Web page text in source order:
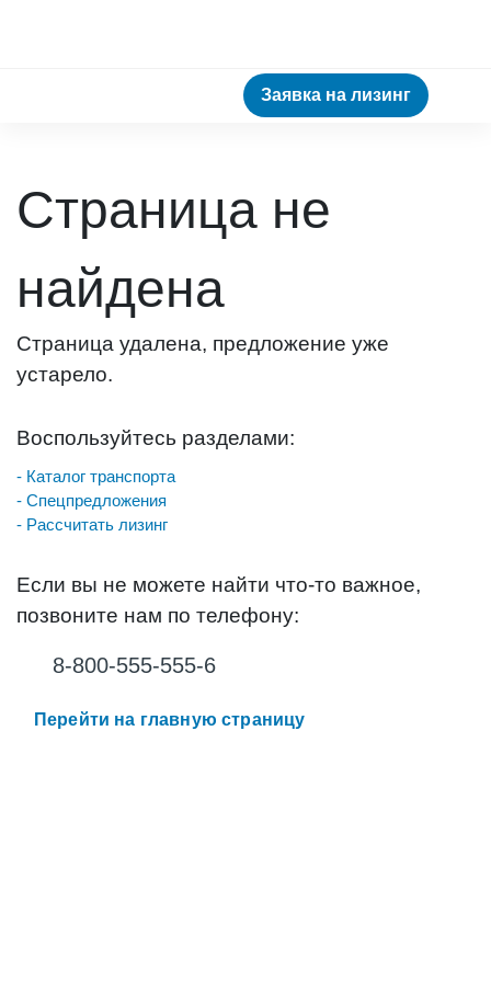
Заявка на лизинг
Страница не
найдена
Страница удалена, предложение уже
устарело.
Воспользуйтесь разделами:
- Каталог транспорта
- Спецпредложения
- Рассчитать лизинг
Если вы не можете найти что-то важное,
позвоните нам по телефону:
8-800-555-555-6
Перейти на главную страницу